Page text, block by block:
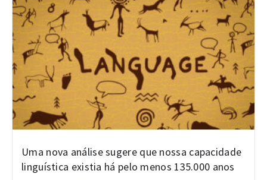
Uma nova análise sugere que nossa capacidade
linguística existia há pelo menos 135.000 anos